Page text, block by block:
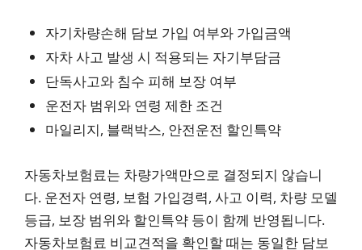
자기차량손해 담보 가입 여부와 가입금액
자차 사고 발생 시 적용되는 자기부담금
단독사고와 침수 피해 보장 여부
운전자 범위와 연령 제한 조건
마일리지, 블랙박스, 안전운전 할인특약
자동차보험료는 차량가액만으로 결정되지 않습니
다. 운전자 연령, 보험 가입경력, 사고 이력, 차량 모델
등급, 보장 범위와 할인특약 등이 함께 반영됩니다.
자동차보험료 비교견적을 확인할 때는 동일한 담보